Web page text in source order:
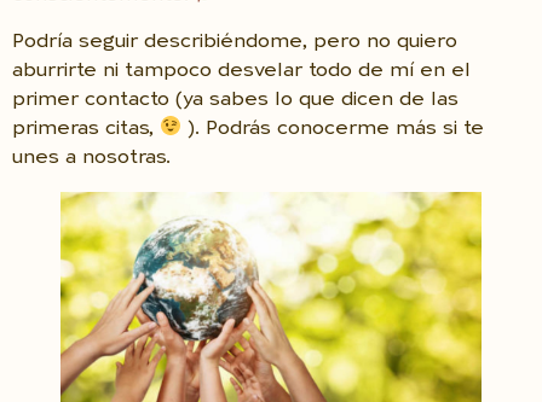
Podría seguir describiéndome, pero no quiero
aburrirte ni tampoco desvelar todo de mí en el
primer contacto (ya sabes lo que dicen de las
primeras citas,
). Podrás conocerme más si te
unes a nosotras.